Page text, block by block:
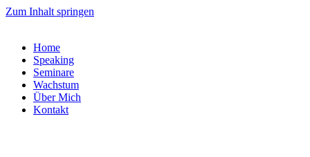
Zum Inhalt springen
Home
Speaking
Seminare
Wachstum
Über Mich
Kontakt